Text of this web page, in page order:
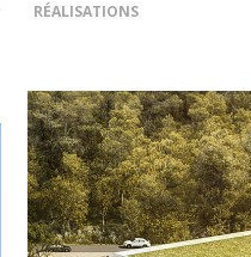
RÉALISATIONS